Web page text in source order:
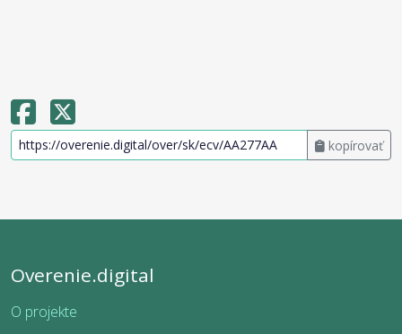
kopírovať
Overenie.digital
O projekte